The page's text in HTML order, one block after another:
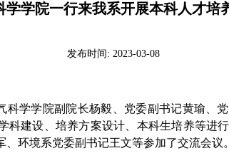
学学院一行来我系开展本科人才培
发布时间: 2023-03-08
科学学院副院长杨毅、党委副书记黄瑜、
科建设、培养方案设计、本科生培养等进
环境系党委副书记王文等参加了交流会议